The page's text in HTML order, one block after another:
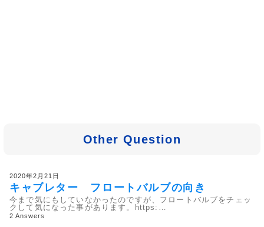
Other Question
2020年2月21日
キャブレター フロートバルブの向き
今まで気にもしていなかったのですが、フロートバルブをチェッ
クして気になった事があります。https:…
2 Answers